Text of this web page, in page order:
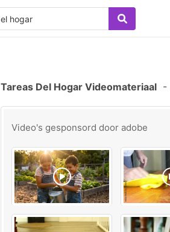
Tareas Del Hogar Videomateriaal -
Video's gesponsord door adobe